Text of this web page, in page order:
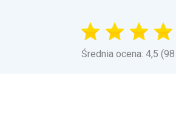
Średnia ocena: 4,5 (98